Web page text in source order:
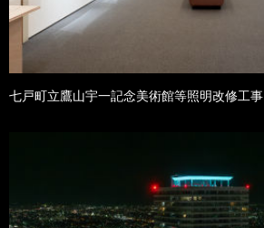
七戸町立鷹山宇一記念美術館等照明改修工事